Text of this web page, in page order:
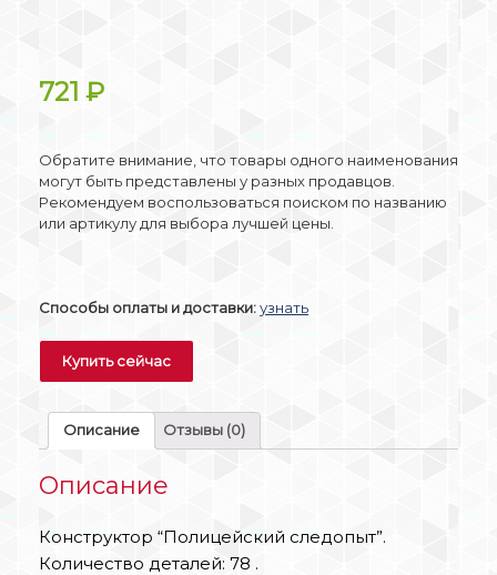
721 ₽
Обратите внимание, что товары одного наименования
могут быть представлены у разных продавцов.
Рекомендуем воспользоваться поиском по названию
или артикулу для выбора лучшей цены.
Способы оплаты и доставки:узнать
Купить сейчас
Описание Отзывы (0)
Описание
Конструктор “Полицейский следопыт”.
Количество деталей: 78 .